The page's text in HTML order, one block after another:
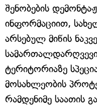
შენობების
ინფორმაციით,
არსებულ მიწის
ტერიტორიაზე
მოსახლეობის
რამდენიმე საათის